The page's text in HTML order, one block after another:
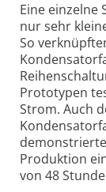
Eine einzelne
nur sehr
So
Prototypen
Strom. Auch
Produktion
von 48